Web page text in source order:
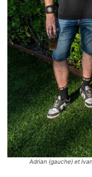
Adrian (gauche) et